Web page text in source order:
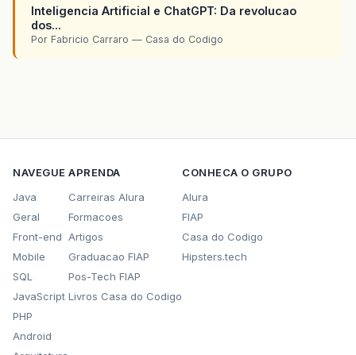
Inteligencia Artificial e ChatGPT: Da revolucao
dos...
Por Fabricio Carraro — Casa do Codigo
NAVEGUE
Java
Geral
Front-end
Mobile
SQL
JavaScript
PHP
Android
APRENDA
Carreiras Alura
Formacoes
Artigos
Graduacao FIAP
Pos-Tech FIAP
Livros Casa do Codigo
CONHECA O GRUPO
Alura
FIAP
Casa do Codigo
Hipsters.tech